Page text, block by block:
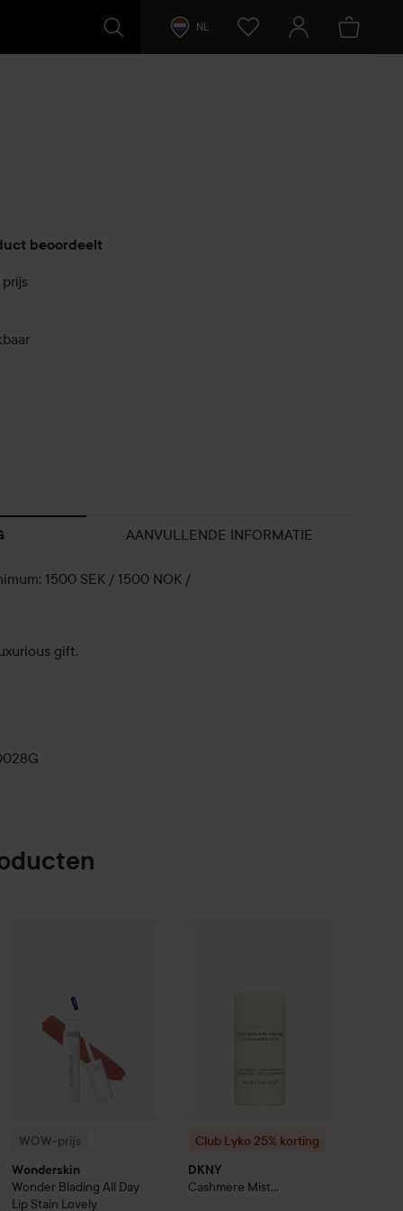
NL
beoordeelt
AANVULLENDE INFORMATIE
1500 SEK / 1500 NOK /
gift.
WOW-prijs
Wonderskin
Wonder Blading All Day
Lip Stain Lovely
Club Lyko 25% korting
DKNY
Cashmere Mist